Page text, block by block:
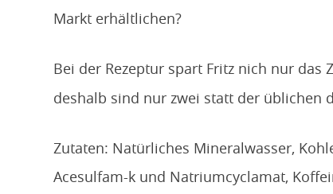
Markt erhältlichen?
Bei der Rezeptur spart Fritz nich nur das
deshalb sind nur zwei statt der üblichen
Zutaten: Natürliches Mineralwasser,
Acesulfam-k und Natriumcyclamat,